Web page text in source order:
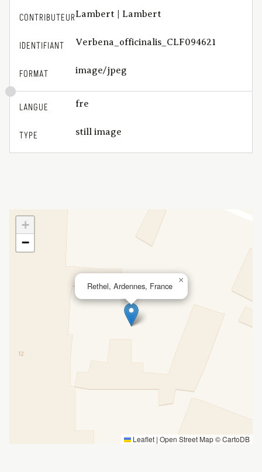
CONTRIBUTEURLambert | Lambert
IDENTIFIANT Verbena_officinalis_CLF094621
FORMAT image/jpeg
LANGUE fre
TYPE still image
Rethel, Ardennes, France
×
+
−
Leaflet | Open Street Map ©CartoDB